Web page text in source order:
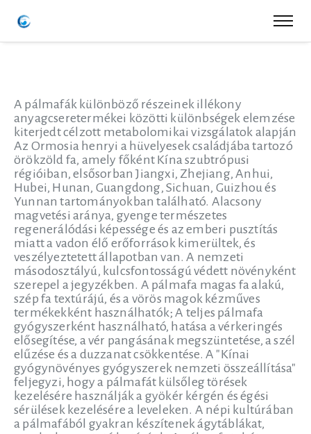
A pálmafák különböző részeinek illékony
anyagcseretermékei közötti különbségek elemzése
kiterjedt célzott metabolomikai vizsgálatok alapján
Az Ormosia henryi a hüvelyesek családjába tartozó
örökzöld fa, amely főként Kína szubtrópusi
régióiban, elsősorban Jiangxi, Zhejiang, Anhui,
Hubei, Hunan, Guangdong, Sichuan, Guizhou és
Yunnan tartományokban található. Alacsony
magvetési aránya, gyenge természetes
regenerálódási képessége és az emberi pusztítás
miatt a vadon élő erőforrások kimerültek, és
veszélyeztetett állapotban van. A nemzeti
másodosztályú, kulcsfontosságú védett növényként
szerepel a jegyzékben. A pálmafa magas fa alakú,
szép fa textúrájú, és a vörös magok kézműves
termékekként használhatók; A teljes pálmafa
gyógyszerként használható, hatása a vérkeringés
elősegítése, a vér pangásának megszüntetése, a szél
elűzése és a duzzanat csökkentése. A "Kínai
gyógynövényes gyógyszerek nemzeti összeállítása"
feljegyzi, hogy a pálmafát külsőleg törések
kezelésére használják a gyökér kérgén és égési
sérülések kezelésére a leveleken. A népi kultúrában
a pálmafából gyakran készítenek ágytáblákat,